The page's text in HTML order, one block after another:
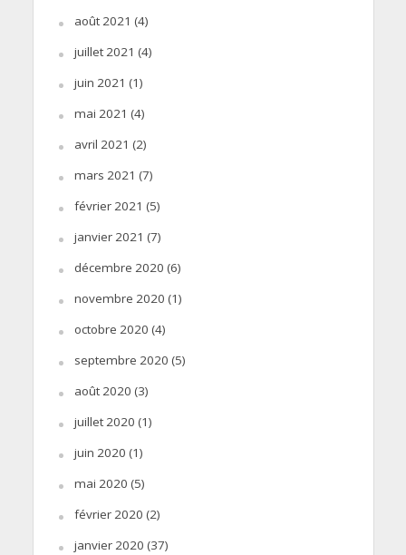
août 2021 (4)
juillet 2021 (4)
juin 2021 (1)
mai 2021 (4)
avril 2021 (2)
mars 2021 (7)
février 2021 (5)
janvier 2021 (7)
décembre 2020 (6)
novembre 2020 (1)
octobre 2020 (4)
septembre 2020 (5)
août 2020 (3)
juillet 2020 (1)
juin 2020 (1)
mai 2020 (5)
février 2020 (2)
janvier 2020 (37)